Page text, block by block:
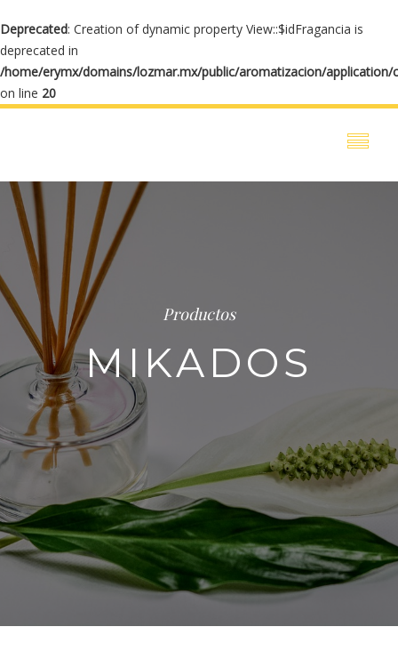
Deprecated: Creation of dynamic property View::$idFragancia is
deprecated in
/home/erymx/domains/lozmar.mx/public/aromatizacion/application/
on line 20
Productos
MIKADOS